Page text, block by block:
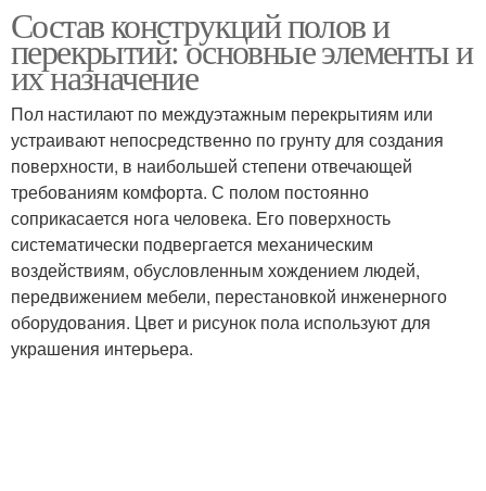
Состав конструкций полов и
перекрытий: основные элементы и
их назначение
Пол настилают по междуэтажным перекрытиям или
устраивают непосредственно по грунту для создания
поверхности, в наибольшей степени отвечающей
требованиям комфорта. С полом постоянно
соприкасается нога человека. Его поверхность
систематически подвергается механическим
воздействиям, обусловленным хождением людей,
передвижением мебели, перестановкой инженерного
оборудования. Цвет и рисунок пола используют для
украшения интерьера.